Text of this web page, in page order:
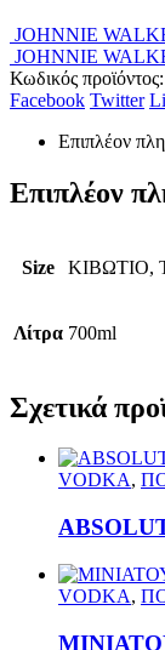
JOHNNIE
JOHNNIE
Κωδικός προϊόντος:
Facebook Twitter
Επιπλέον
Επιπλέον
Size ΚΙΒΩΤΙΟ,
Λίτρα 700ml
Σχετικά
VODKA,
VODKA,